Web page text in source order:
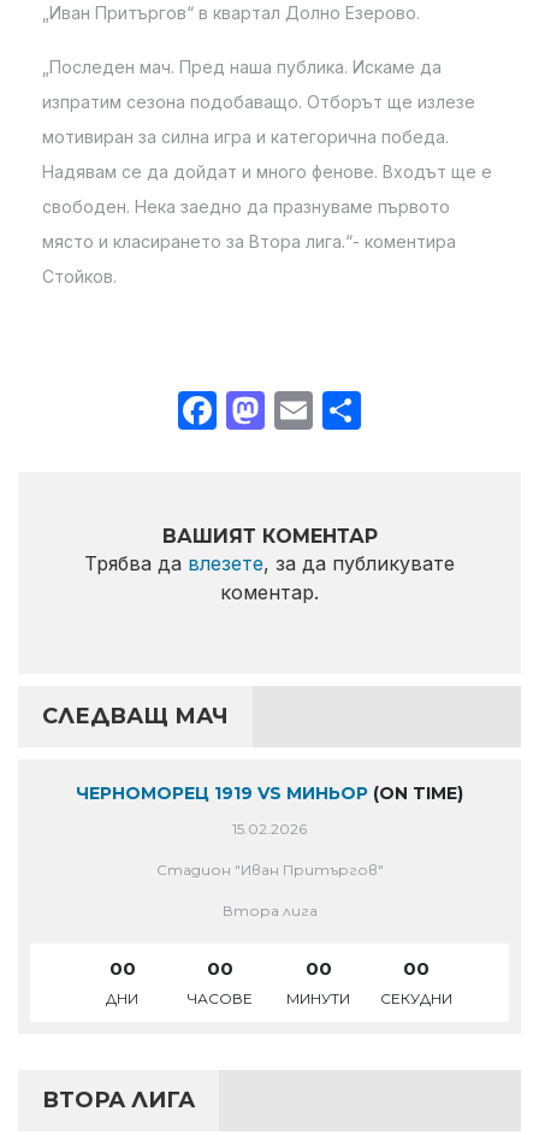
„Иван Притъргов“ в квартал Долно Езерово.
„Последен мач. Пред наша публика. Искаме да
изпратим сезона подобаващо. Отборът ще излезе
мотивиран за силна игра и категорична победа.
Надявам се да дойдат и много фенове. Входът ще е
свободен. Нека заедно да празнуваме първото
място и класирането за Втора лига.“- коментира
Стойков.
Facebook
Mastodon
Email
ВАШИЯТ КОМЕНТАР
Трябва да влезете, за да публикувате
коментар.
СЛЕДВАЩ МАЧ
ЧЕРНОМОРЕЦ 1919 VS МИНЬОР (ON TIME)
15.02.2026
Стадион "Иван Притъргов"
Втора лига
00
ДНИ
00
ЧАСОВЕ
00
МИНУТИ
00
СЕКУДНИ
ВТОРА ЛИГА